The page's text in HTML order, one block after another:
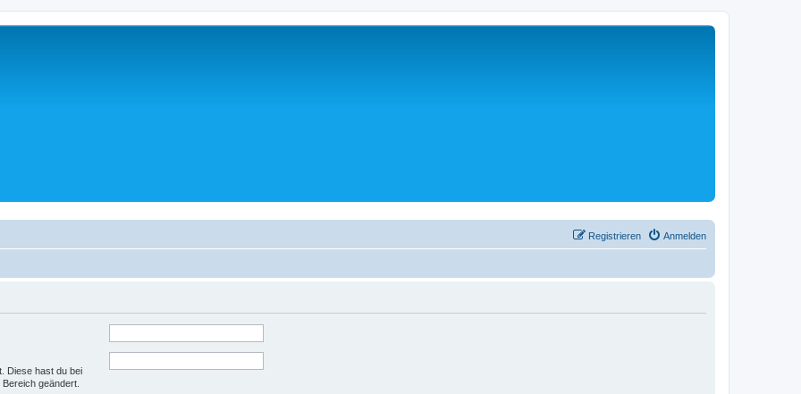
Anmelden
Registrieren
Diese hast du bei
geändert.